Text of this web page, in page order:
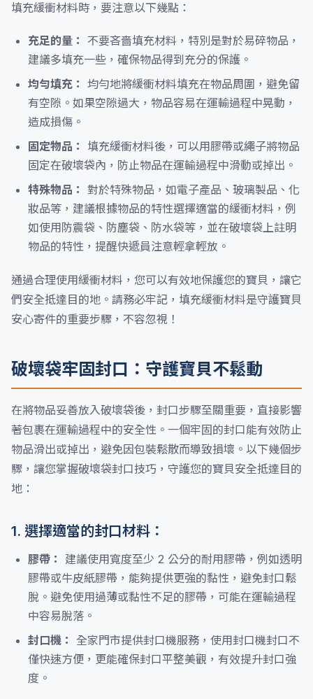
填充緩衝材料時，要注意以下幾點：
充足的量：
不要吝嗇填充材料，特別是對於易碎物品，
建議多填充一些，確保物品得到充分的保護。
均勻填充： 均勻地將緩衝材料填充在物品周圍，避免留
有空隙。如果空隙過大，物品容易在運輸過程中晃動，
造成損傷。
固定物品：
填充緩衝材料後，可以用膠帶或繩子將物品
固定在破壞袋內，防止物品在運輸過程中滑動或掉出。
特殊物品： 對於特殊物品，如電子產品、玻璃製品、化
妝品等，建議根據物品的特性選擇適當的緩衝材料，例
如使用防震袋、防塵袋、防水袋等，並在破壞袋上註明
物品的特性，提醒快遞員注意輕拿輕放。
通過合理使用緩衝材料，您可以有效地保護您的寶貝，讓它
們安全抵達目的地。請務必牢記，填充緩衝材料是守護寶貝
安心寄件的重要步驟，不容忽視！
破壞袋牢固封口：守護寶貝不鬆動
在將物品妥善放入破壞袋後，封口步驟至關重要，直接影響
著包裹在運輸過程中的安全性。一個牢固的封口能有效防止
物品滑出或掉出，避免因包裝鬆散而導致損壞。以下幾個步
驟，讓您掌握破壞袋封口技巧，守護您的寶貝安全抵達目的
地：
1. 選擇適當的封口材料：
膠帶：
建議使用寬度至少 2 公分的耐用膠帶，例如透明
膠帶或牛皮紙膠帶，能夠提供更強的黏性，避免封口鬆
脫。避免使用過薄或黏性不足的膠帶，可能在運輸過程
中容易脫落。
封口機：
全家門市提供封口機服務，使用封口機封口不
僅快速方便，更能確保封口平整美觀，有效提升封口強
度。